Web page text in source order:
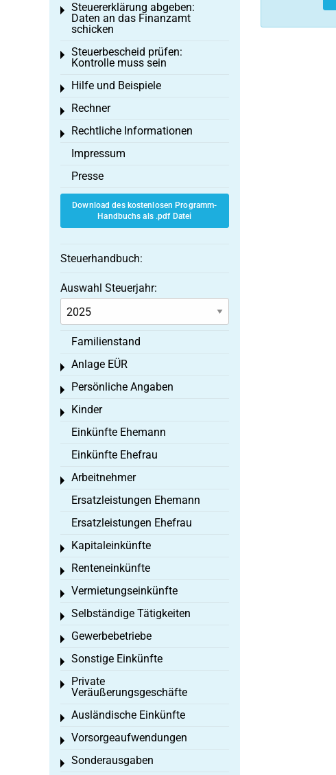
Steuererklärung abgeben:
Daten an das Finanzamt
schicken
Toggle menu
Steuerbescheid prüfen:
Kontrolle muss sein
Toggle menu
Hilfe und Beispiele
Toggle menu
Rechner
Toggle menu
Rechtliche Informationen
Toggle menu
Impressum
Presse
Download des kostenlosen Programm-
Handbuchs als .pdf Datei
Steuerhandbuch:
Auswahl Steuerjahr:
Familienstand
Anlage EÜR
Toggle menu
Persönliche Angaben
Toggle menu
Kinder
Toggle menu
Einkünfte Ehemann
Einkünfte Ehefrau
Arbeitnehmer
Toggle menu
Ersatzleistungen Ehemann
Ersatzleistungen Ehefrau
Kapitaleinkünfte
Toggle menu
Renteneinkünfte
Toggle menu
Vermietungseinkünfte
Toggle menu
Selbständige Tätigkeiten
Toggle menu
Gewerbebetriebe
Toggle menu
Sonstige Einkünfte
Toggle menu
Private
Veräußerungsgeschäfte
Toggle menu
Ausländische Einkünfte
Toggle menu
Vorsorgeaufwendungen
Toggle menu
Sonderausgaben
Toggle menu